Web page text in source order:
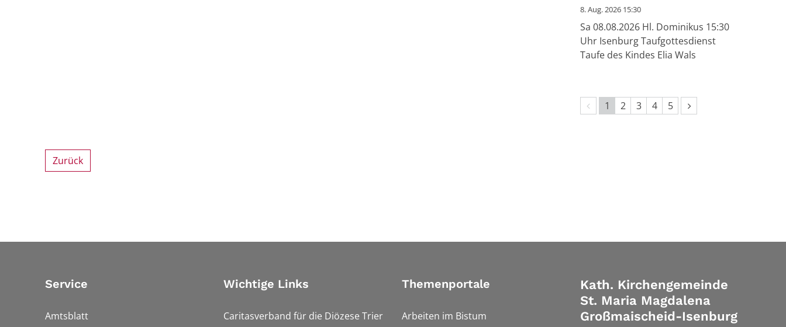
8. Aug. 2026 15:30
Sa 08.08.2026 Hl. Dominikus 15:30
Uhr Isenburg Taufgottesdienst
Taufe des Kindes Elia Wals
Vorherige Seite
1 2 3 4 5 Nächste Seite
Zurück
Service
Amtsblatt
Wichtige Links
Caritasverband für die Diözese Trier
Themenportale
Arbeiten im Bistum
Kath. Kirchengemeinde
St. Maria Magdalena
Großmaischeid-Isenburg